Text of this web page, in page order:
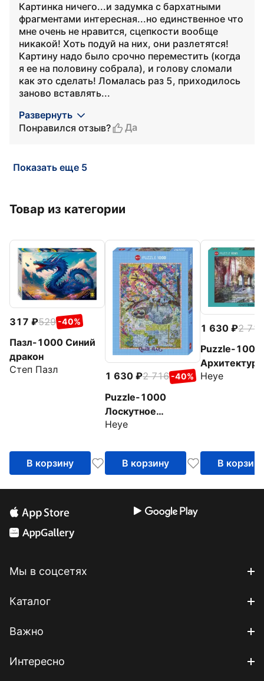
Картинка ничего...и задумка с бархатными
фрагментами интересная...но единственное что
мне очень не нравится, сцепкости вообще
никакой! Хоть подуй на них, они разлетятся!
Картину надо было срочно переместить (когда
я ее на половину собрала), и голову сломали
как это сделать! Ломалась раз 5, приходилось
заново вставлять...
Развернуть
Понравился отзыв?
Да
Показать еще 5
Товар из категории
317 529 -40%
Пазл-1000 Синий
дракон
Степ Пазл
В корзину
1 630 2 716 -40%
Puzzle-1000
Лоскутное
искусство.
Heye
В корзину
1 630
2 716
Puzzle-1000
фантазия.
Heye
В корзину
Мы в соцсетях
Каталог
Важно
Интересно